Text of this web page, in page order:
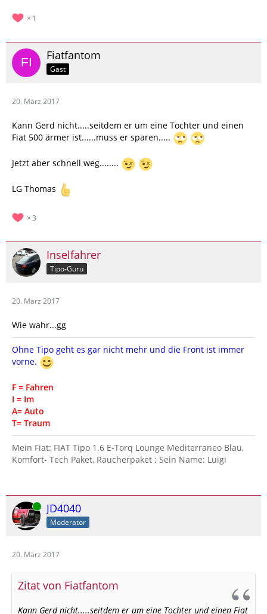
1
Fiatfantom
Gast
20. März 2017
Kann Gerd nicht.....seitdem er um eine Tochter und einen
Fiat 500 ärmer ist......muss er sparen.....
Jetzt aber schnell weg........
LG Thomas
3
Inselfahrer
Tipo-Guru
20. März 2017
Wie wahr...gg
Ohne Tipo geht es gar nicht mehr und die Front ist immer
vorne.
F = Fahren
I = Im
A= Auto
T= Traum
Mein Fiat: FIAT Tipo 1.6 E-Torq Lounge Mediterraneo Blau,
Komfort- Tech Paket, Raucherpaket ; Sein Name: Luigi
Online JD4040
Moderator
20. März 2017
Zitat von Fiatfantom
Kann Gerd nicht.....seitdem er um eine Tochter und einen Fiat